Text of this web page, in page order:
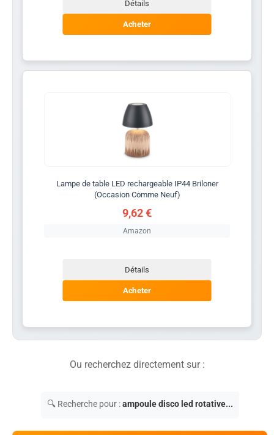
Détails
Acheter
Lampe de table LED rechargeable IP44 Briloner
(Occasion Comme Neuf)
9,62 €
Amazon
Détails
Acheter
Ou recherchez directement sur :
🔍 Recherche pour :ampoule disco led rotative...